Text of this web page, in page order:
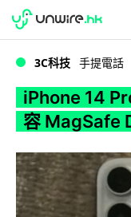
WWDC 2026
3C科技 手提電話
iPhone 14
容 MagSafe